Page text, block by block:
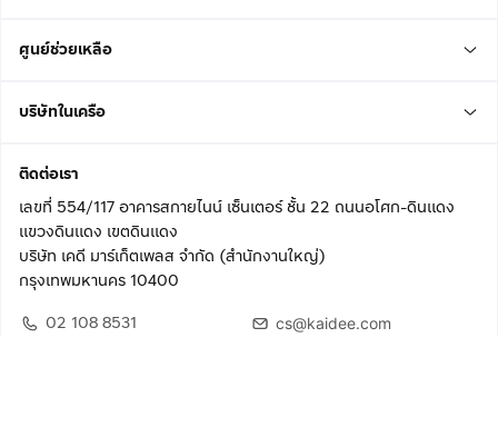
ศูนย์ช่วยเหลือ
บริษัทในเครือ
ติดต่อเรา
เลขที่ 554/117 อาคารสกายไนน์ เซ็นเตอร์ ชั้น 22 ถนนอโศก-ดินแดง
แขวงดินแดง เขตดินแดง
บริษัท เคดี มาร์เก็ตเพลส จำกัด (สำนักงานใหญ่)
กรุงเทพมหานคร 10400
02 108 8531
cs@kaidee.com